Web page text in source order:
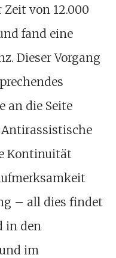
von 12.000
fand eine
Dieser Vorgang
an die Seite
Kontinuität
– all dies findet
in den
im